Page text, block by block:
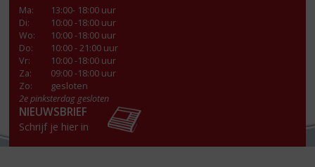
Ma:
13:00- 18:00 uur
Di:
10:00 -18:00 uur
Wo:
10:00 -18:00 uur
Do:
10:00 - 21:00 uur
Vr:
10:00 -18:00 uur
Za:
09:00 -18:00 uur
Zo:
gesloten
2e pinksterdag gesloten
NIEUWSBRIEF
Schrijf je hier in